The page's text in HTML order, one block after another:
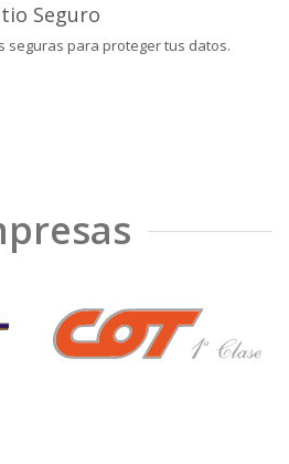
Seguro
seguras para proteger tus datos.
❯